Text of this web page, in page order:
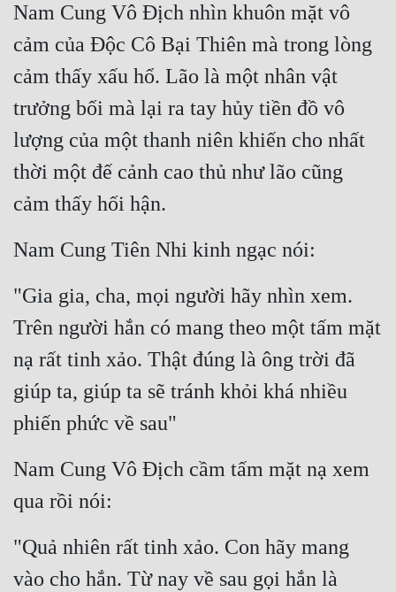
Nam Cung Vô Địch nhìn khuôn mặt vô
cảm của Độc Cô Bại Thiên mà trong lòng
cảm thấy xấu hổ. Lão là một nhân vật
trưởng bối mà lại ra tay hủy tiền đồ vô
lượng của một thanh niên khiến cho nhất
thời một đế cảnh cao thủ như lão cũng
cảm thấy hối hận.
Nam Cung Tiên Nhi kinh ngạc nói:
"Gia gia, cha, mọi người hãy nhìn xem.
Trên người hắn có mang theo một tấm mặt
nạ rất tinh xảo. Thật đúng là ông trời đã
giúp ta, giúp ta sẽ tránh khỏi khá nhiều
phiến phức về sau"
Nam Cung Vô Địch cầm tấm mặt nạ xem
qua rồi nói:
"Quả nhiên rất tinh xảo. Con hãy mang
vào cho hắn. Từ nay về sau gọi hắn là